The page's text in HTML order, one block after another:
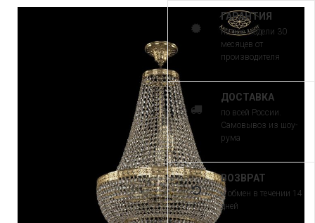
ГАРАНТИЯ
на все модели 30
месяцев от
производителя
ДОСТАВКА
по всей России.
Самовывоз из шоу-
рума
ВОЗВРАТ
и обмен в течении 14
дней